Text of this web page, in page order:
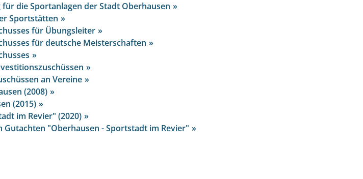
die Sportanlagen der Stadt Oberhausen
Sportstätten
für Übungsleiter
für deutsche Meisterschaften
an Vereine
(2008)
(2015)
im Revier" (2020)
Gutachten "Oberhausen - Sportstadt im Revier"